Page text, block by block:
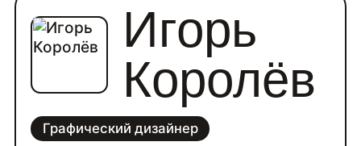
Игорь
Королёв
Графический дизайнер